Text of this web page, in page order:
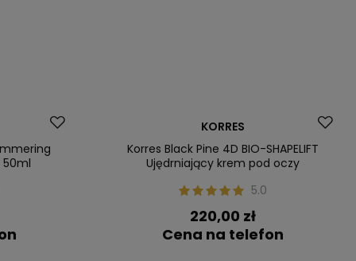
50ml
KORRES
Korres Black Pine 4D BIO-SHAPELIFT
Ujędrniający krem pod oczy
5.0
220,00 zł
Cena na telefon